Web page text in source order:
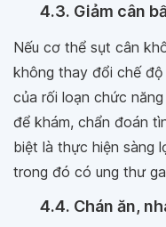
4.3. Giảm cân
Nếu cơ thể sụt cân
không thay đổi chế
của rối loạn chức
để khám, chẩn đoán
biệt là thực hiện sàng
trong đó có ung thư
4.4. Chán ăn,